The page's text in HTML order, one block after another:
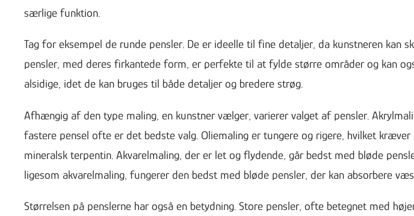
særlige funktion.
Tag for eksempel de runde pensler. De er ideelle til fine detaljer, da kunstneren kan
pensler, med deres firkantede form, er perfekte til at fylde større områder og kan
alsidige, idet de kan bruges til både detaljer og bredere strøg.
Afhængig af den type maling, en kunstner vælger, varierer valget af pensler.
fastere pensel ofte er det bedste valg. Oliemaling er tungere og rigere, hvilket
mineralsk terpentin. Akvarelmaling, der er let og flydende, går bedst med bløde
ligesom akvarelmaling, fungerer den bedst med bløde pensler, der kan absorbere
Størrelsen på penslerne har også en betydning. Store pensler, ofte betegnet med